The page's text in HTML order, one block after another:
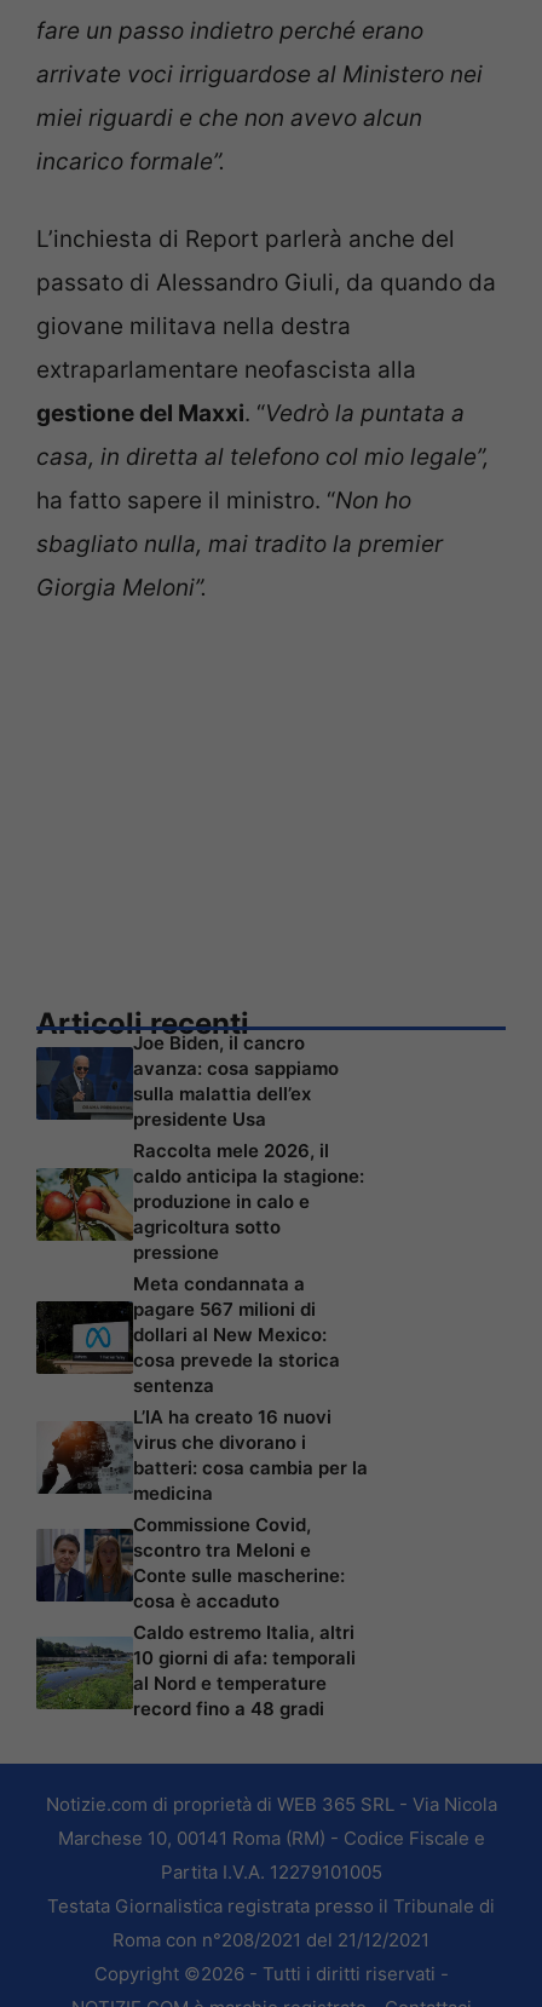
fare un passo indietro perché erano
arrivate voci irriguardose al Ministero nei
miei riguardi e che non avevo alcun
incarico formale”.
L’inchiesta di Report parlerà anche del
passato di Alessandro Giuli, da quando da
giovane militava nella destra
extraparlamentare neofascista alla
gestione del Maxxi. “Vedrò la puntata a
casa, in diretta al telefono col mio legale”,
ha fatto sapere il ministro. “Non ho
sbagliato nulla, mai tradito la premier
Giorgia Meloni”.
Articoli recenti
Joe Biden, il cancro
avanza: cosa sappiamo
sulla malattia dell’ex
presidente Usa
Raccolta mele 2026, il
caldo anticipa la stagione:
produzione in calo e
agricoltura sotto
pressione
Meta condannata a
pagare 567 milioni di
dollari al New Mexico:
cosa prevede la storica
sentenza
L’IA ha creato 16 nuovi
virus che divorano i
batteri: cosa cambia per la
medicina
Commissione Covid,
scontro tra Meloni e
Conte sulle mascherine:
cosa è accaduto
Caldo estremo Italia, altri
10 giorni di afa: temporali
al Nord e temperature
record fino a 48 gradi
Notizie.com di proprietà di WEB 365 SRL - Via Nicola
Marchese 10, 00141 Roma (RM) - Codice Fiscale e
Partita I.V.A. 12279101005
Testata Giornalistica registrata presso il Tribunale di
Roma con n°208/2021 del 21/12/2021
Copyright ©2026 - Tutti i diritti riservati -